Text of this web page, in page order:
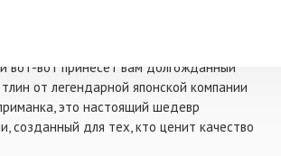
вы стоите на берегу тихого озера или на
чувствуя легкий холодный
удилище, а на крючке — воблер IMA
вот-вот принесет вам долгожданный
от легендарной японской компании
это настоящий шедевр
созданный для тех, кто ценит качество